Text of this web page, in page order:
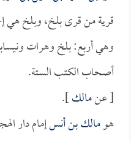
قرية من قرى بلخ، وبلخ هي
وهي أربع: بلخ وهرات
أصحاب الكتب الستة.
[ عنمالك].
هومالك بن أنسإمام دار